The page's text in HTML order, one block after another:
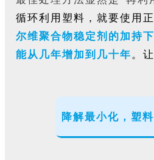
循环利用塑料，就要使用
尔维聚合物稳定剂的加持
能从几年增加到几十年。
降解最小化，塑